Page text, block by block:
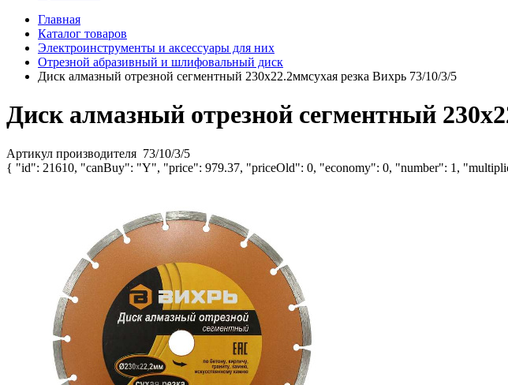
Главная
Каталог товаров
Электроинструменты и аксессуары для них
Отрезной абразивный и шлифовальный диск
Диск алмазный отрезной сегментный 230х22.2ммсухая резка Вихрь 73/10/3/5
Диск алмазный отрезной сегментный
Артикул производителя 73/10/3/5
{ "id": 21610, "canBuy": "Y", "price": 979.37, "priceOld": 0, "economy": 0, "number": 1,